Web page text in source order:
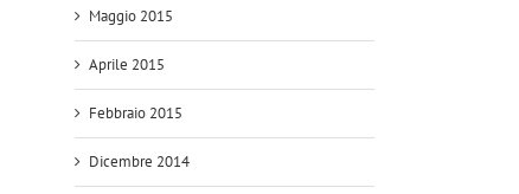
Maggio 2015
Aprile 2015
Febbraio 2015
Dicembre 2014